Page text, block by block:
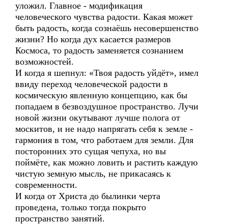
уложил. Главное - модификация
человеческого чувства радости. Какая может
быть радость, когда сознаёшь несовершенство
жизни? Но когда дух касается размеров
Космоса, то радость заменяется сознанием
возможностей.
И когда я шепнул: «Твоя радость уйдёт», имел
ввиду переход человеческой радости в
космическую явленную концепцию, как бы
попадаем в безвоздушное пространство. Лучи
новой жизни окутывают лучше полога от
москитов, и не надо напрягать себя к земле -
гармония в том, что работаем для земли. Для
посторонних это сущая чепуха, но вы
поймёте, как можно ловить и растить каждую
чистую земную мысль, не прикасаясь к
современности.
И когда от Христа до былинки черта
проведена, только тогда покрыто
пространство занятий.